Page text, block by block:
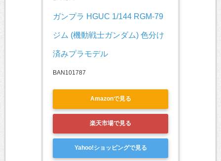
ガンプラ HGUC 1/144 RGM-79
ジム (機動戦士ガンダム) 色分け
済みプラモデル
BAN101787
Amazonで見る
楽天市場で見る
Yahoo!ショッピングで見る